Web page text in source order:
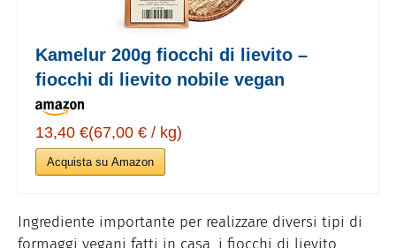
Kamelur 200g fiocchi di lievito –
fiocchi di lievito nobile vegan
13,40 €(67,00 € / kg)
Acquista su Amazon
Ingrediente importante per realizzare diversi tipi di